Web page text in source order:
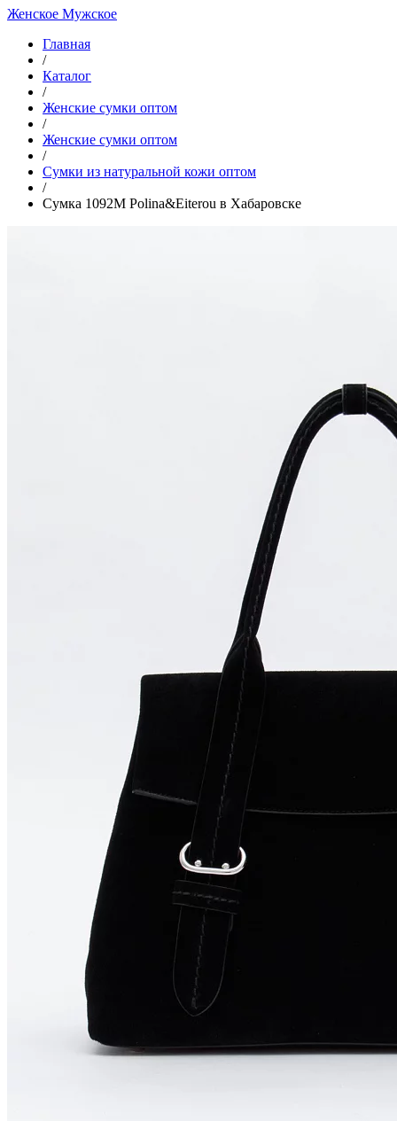
Женское Мужское
Главная
/
Каталог
/
Женские сумки оптом
/
Женские сумки оптом
/
Cумки из натуральной кожи оптом
/
Сумка 1092M Polina&Eiterou в Хабаровске